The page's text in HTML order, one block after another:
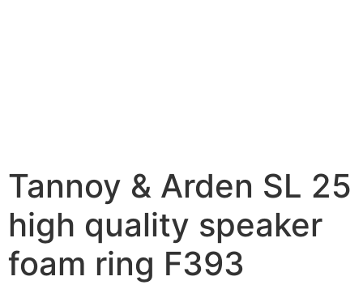
Tannoy & Arden SL 25
high quality speaker
foam ring F393